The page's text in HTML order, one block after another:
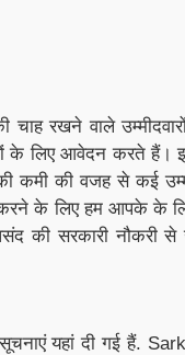
चाह रखने वाले
के लिए आवेदन करते हैं।
कमी की वजह से कई
के लिए हम आपके के
की सरकारी नौकरी से
यहां दी गई हैं.